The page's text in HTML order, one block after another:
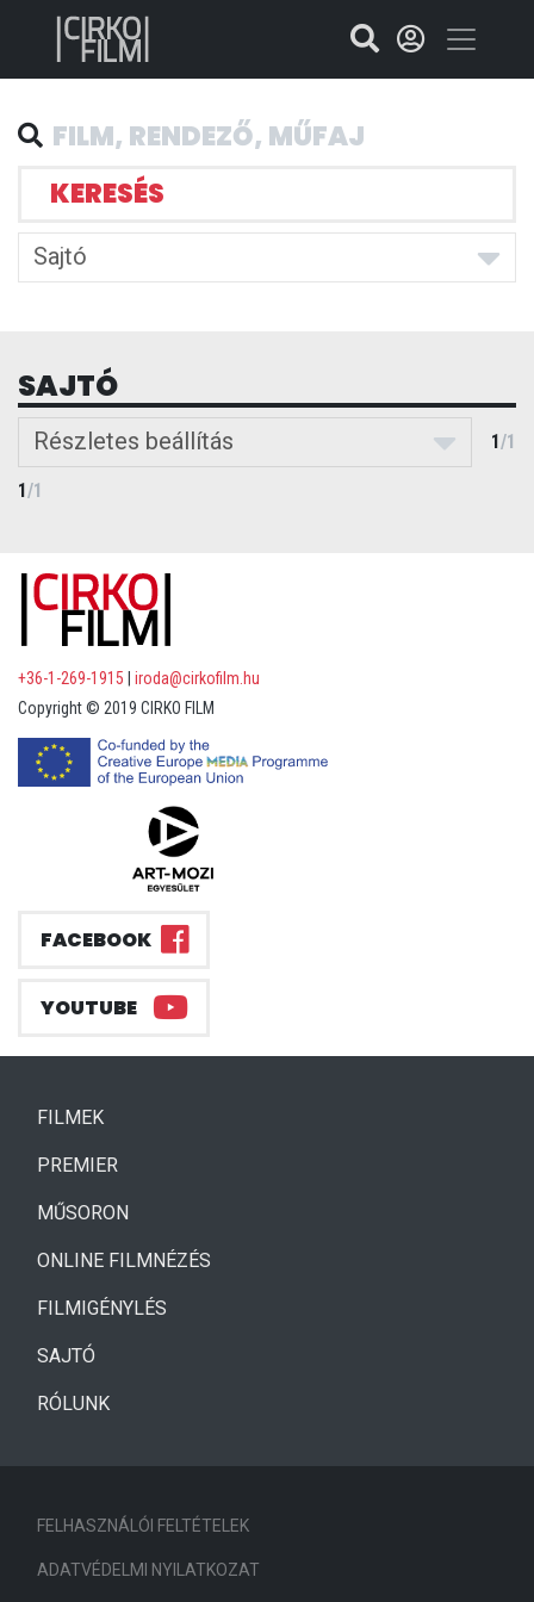
KERESÉS
Sajtó
SAJTÓ
Részletes beállítás 1/1
1/1
+36-1-269-1915
iroda@cirkofilm.hu
Copyright © 2019 CIRKO FILM
FACEBOOK
YOUTUBE
FILMEK(CURRENT)
PREMIER
MŰSORON
ONLINE FILMNÉZÉS
FILMIGÉNYLÉS
SAJTÓ
RÓLUNK
FELHASZNÁLÓI FELTÉTELEK
ADATVÉDELMI NYILATKOZAT